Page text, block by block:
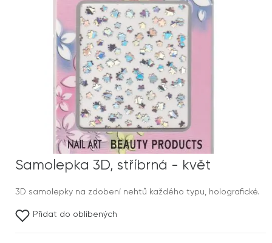
Samolepka 3D, stříbrná - květ
3D samolepky na zdobení nehtů každého typu, holografické.
Přidat do oblíbených